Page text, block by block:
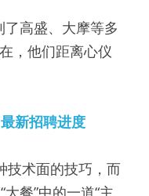
了高盛、大摩等多
，他们距离心仪
新招聘进度
技术面的技巧，而
餐”中的一道“主